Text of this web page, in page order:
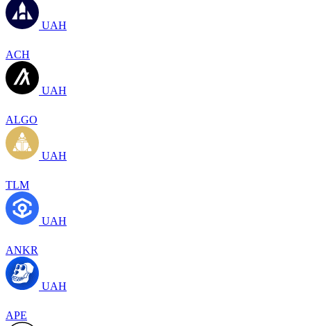
UAH
ACH
UAH
ALGO
UAH
TLM
UAH
ANKR
UAH
APE